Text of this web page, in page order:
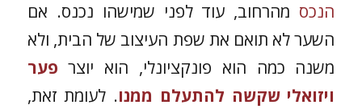
הנכס מהרחוב, עוד לפני שמישהו נכנס. אם
השער לא תואם את שפת העיצוב של הבית, ולא
משנה כמה הוא פונקציונלי, הוא יוצר פער
ויזואלי שקשה להתעלם ממנו. לעומת זאת,